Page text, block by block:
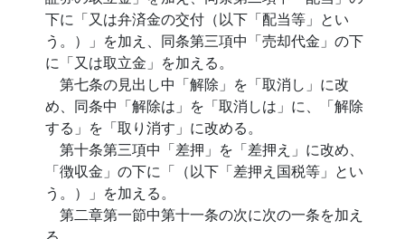
下に「又は弁済金の交付（以下「配当等」とい
う。）」を加え、同条第三項中「売却代金」の下
に「又は取立金」を加える。
第七条の見出し中「解除」を「取消し」に改
め、同条中「解除は」を「取消しは」に、「解除
する」を「取り消す」に改める。
第十条第三項中「差押」を「差押え」に改め、
「徴収金」の下に「（以下「差押え国税等」とい
う。）」を加える。
第二章第一節中第十一条の次に次の一条を加え